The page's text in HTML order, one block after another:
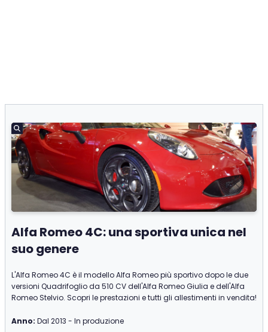
Alfa Romeo 4C: una sportiva unica nel
suo genere
L'Alfa Romeo 4C è il modello Alfa Romeo più sportivo dopo le due
versioni Quadrifoglio da 510 CV dell'Alfa Romeo Giulia e dell'Alfa
Romeo Stelvio. Scopri le prestazioni e tutti gli allestimenti in vendita!
Anno: Dal 2013 - In produzione